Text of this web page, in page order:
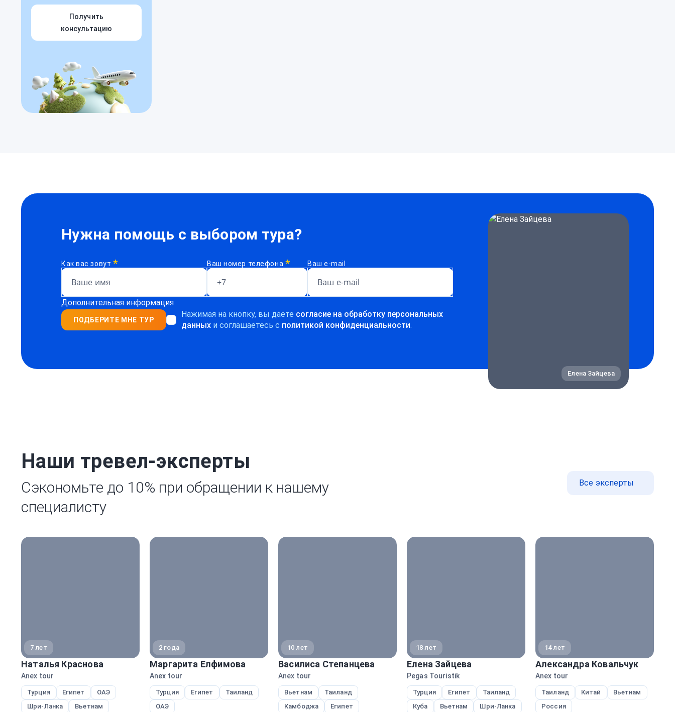
Получить
консультацию
Нужна помощь с выбором тура?
Как вас зовут * Ваш номер телефона * Ваш e-mail
Дополнительная информация
ПОДБЕРИТЕ МНЕ ТУР
Нажимая на кнопку, вы даете согласие на обработку персональных
данныхи соглашаетесь c политикой конфиденциальности.
Елена Зайцева
Наши тревел-эксперты
Сэкономьте до 10% при обращении к нашему
специалисту
Все эксперты
7 лет
Наталья Краснова
Anex tour
Турция Египет
ОАЭ
Шри-Ланка
Вьетнам
2 года
Маргарита Елфимова
Anex tour
Турция Египет
Таиланд
ОАЭ
10 лет
Василиса Степанцева
Anex tour
Вьетнам
Таиланд
Камбоджа
Египет
18 лет
Елена Зайцева
Pegas Touristik
Турция Египет
Таиланд
Куба
Вьетнам
Шри-Ланка
14 лет
Александра Ковальчук
Anex tour
Таиланд Китай
Вьетнам
Россия